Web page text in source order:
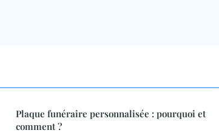
Plaque funéraire personnalisée : pourquoi et
comment ?